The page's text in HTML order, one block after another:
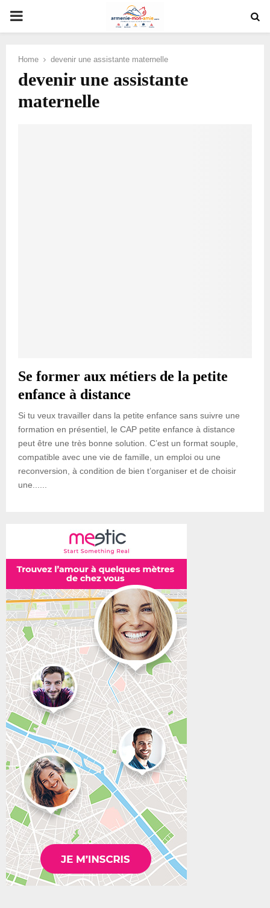
PRIMARY
Home devenir une assistante maternelle
devenir une assistante
maternelle
Se former aux métiers de la petite
enfance à distance
Si tu veux travailler dans la petite enfance sans suivre une
formation en présentiel, le CAP petite enfance à distance
peut être une très bonne solution. C’est un format souple,
compatible avec une vie de famille, un emploi ou une
reconversion, à condition de bien t’organiser et de choisir
une......